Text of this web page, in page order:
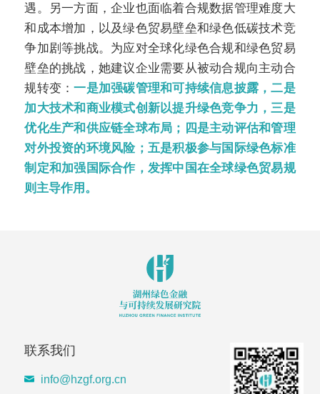
遇。另一方面，企业也面临着合规数据管理难度大
和成本增加，以及绿色贸易壁垒和绿色低碳技术竞
争加剧等挑战。为应对全球化绿色合规和绿色贸易
壁垒的挑战，她建议企业需要从被动合规向主动合
规转变：一是加强碳管理和可持续信息披露，二是
加大技术和商业模式创新以提升绿色竞争力，三是
优化生产和供应链全球布局；四是主动评估和管理
对外投资的环境风险；五是积极参与国际绿色标准
制定和加强国际合作，发挥中国在全球绿色贸易规
则主导作用。
联系我们
info@hzgf.org.cn